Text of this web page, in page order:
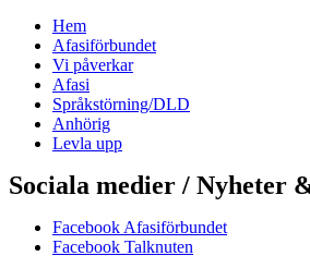
Hem
Afasiförbundet
Vi påverkar
Afasi
Språkstörning/DLD
Anhörig
Levla upp
Sociala medier / Nyheter
Facebook Afasiförbundet
Facebook Talknuten